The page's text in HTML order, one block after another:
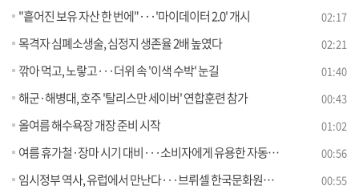
"흩어진 보유 자산 한 번에"···'마이데이터 2.0' 개시 02:17
목격자 심폐소생술, 심정지 생존율 2배 높였다 02:21
깎아 먹고, 노랗고···더위 속 '이색 수박' 눈길 01:40
해군·해병대, 호주 '탈리스만 세이버' 연합훈련 참가 00:43
올여름 해수욕장 개장 준비 시작 01:02
여름 휴가철·장마 시기 대비···소비자에게 유용한 자동차보험 정보 안내 00:56
임시정부 역사, 유럽에서 만난다···브뤼셀 한국문화원서 특별전 00:55